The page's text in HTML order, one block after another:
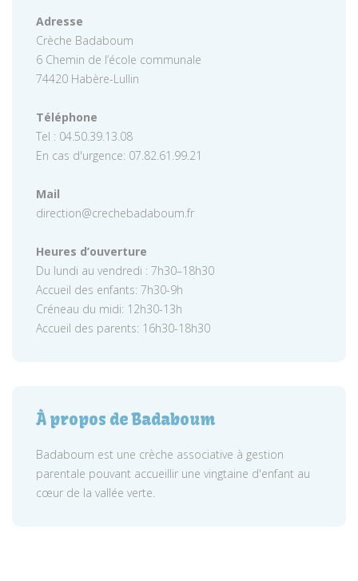
Adresse
Crèche Badaboum
6 Chemin de l’école communale
74420 Habère-Lullin
Téléphone
Tel : 04.50.39.13.08
En cas d'urgence: 07.82.61.99.21
Mail
direction@crechebadaboum.fr
Heures d’ouverture
Du lundi au vendredi : 7h30–18h30
Accueil des enfants: 7h30-9h
Créneau du midi: 12h30-13h
Accueil des parents: 16h30-18h30
À propos de Badaboum
Badaboum est une crèche associative à gestion
parentale pouvant accueillir une vingtaine d'enfant au
cœur de la vallée verte.